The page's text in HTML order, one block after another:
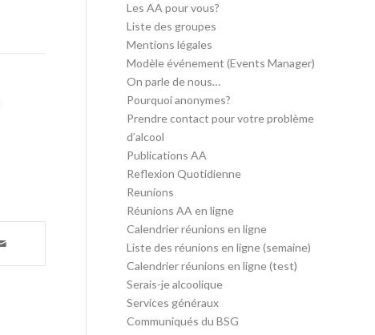
Les AA pour vous?
Liste des groupes
Mentions légales
Modèle événement (Events Manager)
On parle de nous…
Pourquoi anonymes?
Prendre contact pour votre problème
d’alcool
Publications AA
Reflexion Quotidienne
Reunions
Réunions AA en ligne
Calendrier réunions en ligne
Liste des réunions en ligne (semaine)
Calendrier réunions en ligne (test)
Serais-je alcoolique
Services généraux
Communiqués du BSG